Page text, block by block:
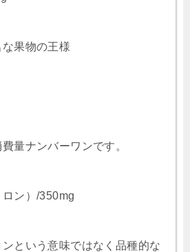
果物の王様
量ナンバーワンです。
ロン）/350mg
という意味ではなく品種的な